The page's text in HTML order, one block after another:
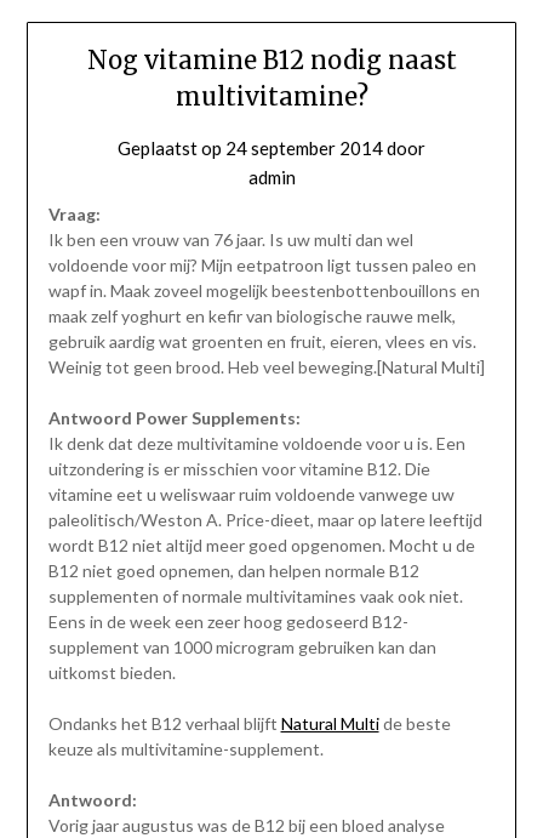
Nog vitamine B12 nodig naast
multivitamine?
Geplaatst op 24 september 2014door
admin
Vraag:
Ik ben een vrouw van 76 jaar. Is uw multi dan wel
voldoende voor mij? Mijn eetpatroon ligt tussen paleo en
wapf in. Maak zoveel mogelijk beestenbottenbouillons en
maak zelf yoghurt en kefir van biologische rauwe melk,
gebruik aardig wat groenten en fruit, eieren, vlees en vis.
Weinig tot geen brood. Heb veel beweging.[Natural Multi]
Antwoord Power Supplements:
Ik denk dat deze multivitamine voldoende voor u is. Een
uitzondering is er misschien voor vitamine B12. Die
vitamine eet u weliswaar ruim voldoende vanwege uw
paleolitisch/Weston A. Price-dieet, maar op latere leeftijd
wordt B12 niet altijd meer goed opgenomen. Mocht u de
B12 niet goed opnemen, dan helpen normale B12
supplementen of normale multivitamines vaak ook niet.
Eens in de week een zeer hoog gedoseerd B12-
supplement van 1000 microgram gebruiken kan dan
uitkomst bieden.
Ondanks het B12 verhaal blijft Natural Multide beste
keuze als multivitamine-supplement.
Antwoord:
Vorig jaar augustus was de B12 bij een bloed analyse